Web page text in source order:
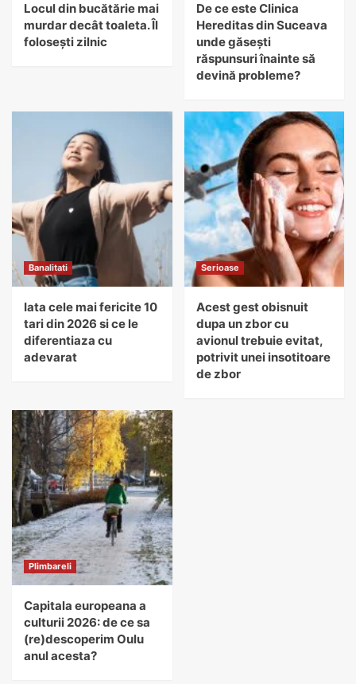
Locul din bucătărie mai
murdar decât toaleta. Îl
folosești zilnic
De ce este Clinica
Hereditas din Suceava
unde găsești
răspunsuri înainte să
devină probleme?
Banalitati
Iata cele mai fericite 10
tari din 2026 si ce le
diferentiaza cu
adevarat
Serioase
Acest gest obisnuit
dupa un zbor cu
avionul trebuie evitat,
potrivit unei insotitoare
de zbor
Plimbareli
Capitala europeana a
culturii 2026: de ce sa
(re)descoperim Oulu
anul acesta?